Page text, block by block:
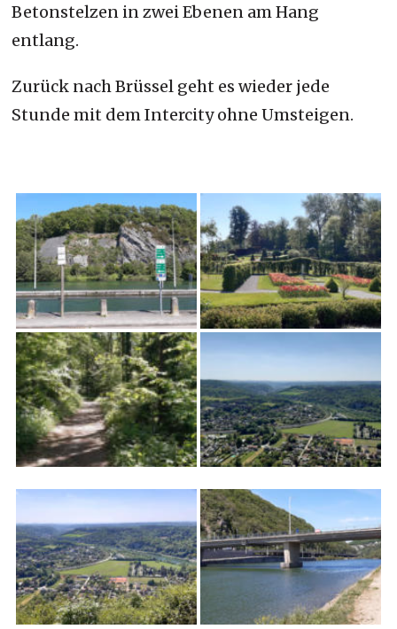
Betonstelzen in zwei Ebenen am Hang
entlang.
Zurück nach Brüssel geht es wieder jede
Stunde mit dem Intercity ohne Umsteigen.